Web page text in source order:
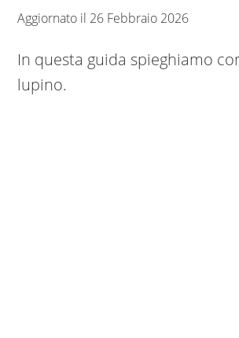
Aggiornato il 26 Febbraio 2026
In questa guida spieghiamo
lupino.